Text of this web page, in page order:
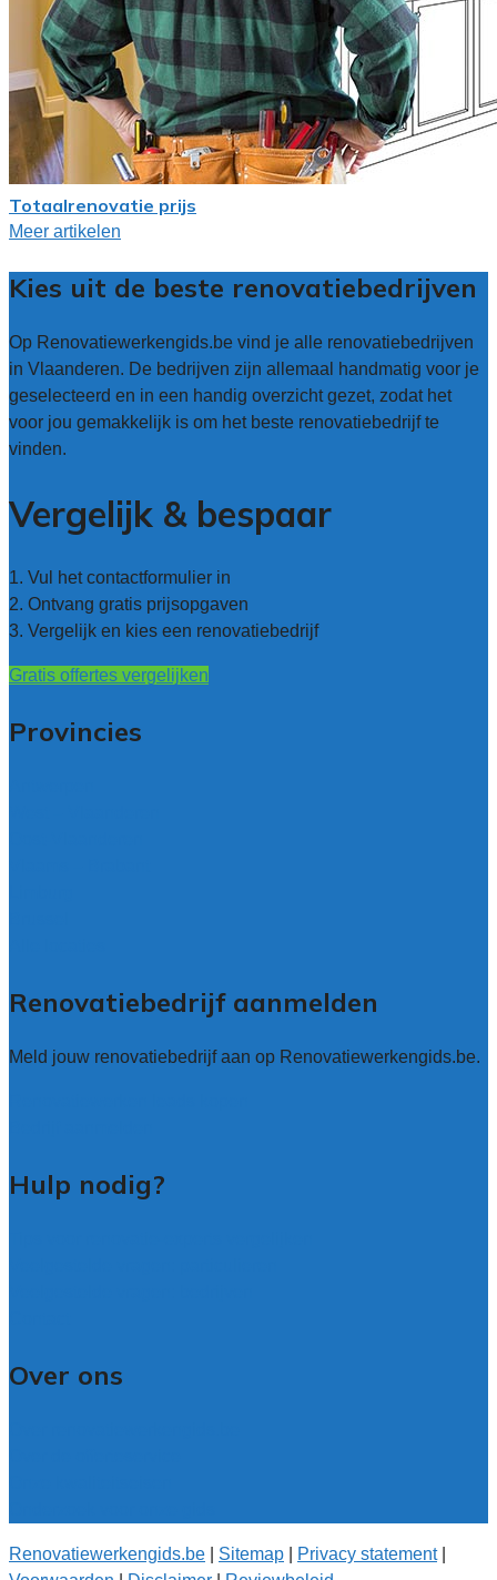
Totaalrenovatie prijs
Meer artikelen
Kies uit de beste renovatiebedrijven
Op Renovatiewerkengids.be vind je alle renovatiebedrijven
in Vlaanderen. De bedrijven zijn allemaal handmatig voor je
geselecteerd en in een handig overzicht gezet, zodat het
voor jou gemakkelijk is om het beste renovatiebedrijf te
vinden.
Vergelijk & bespaar
1. Vul het contactformulier in
2. Ontvang gratis prijsopgaven
3. Vergelijk en kies een renovatiebedrijf
Gratis offertes vergelijken
Provincies
Renovatiebedrijf aanmelden
Meld jouw renovatiebedrijf aan op Renovatiewerkengids.be.
Hulp nodig?
Over ons
Renovatiewerkengids.be Sitemap Privacy statement|